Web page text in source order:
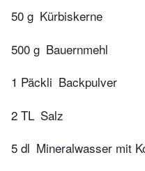
50 g Kürbiskerne
500 g Bauernmehl
1 Päckli Backpulver
2 TL Salz
5 dl Mineralwasser mit